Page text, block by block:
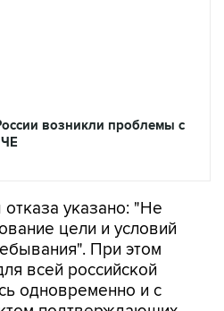
возникли проблемы с
указано: "Не
цели и условий
При этом
всей российской
одновременно и с